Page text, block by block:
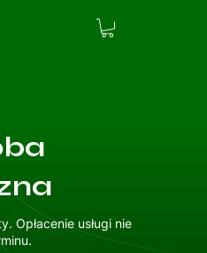
Opłacenie usługi nie